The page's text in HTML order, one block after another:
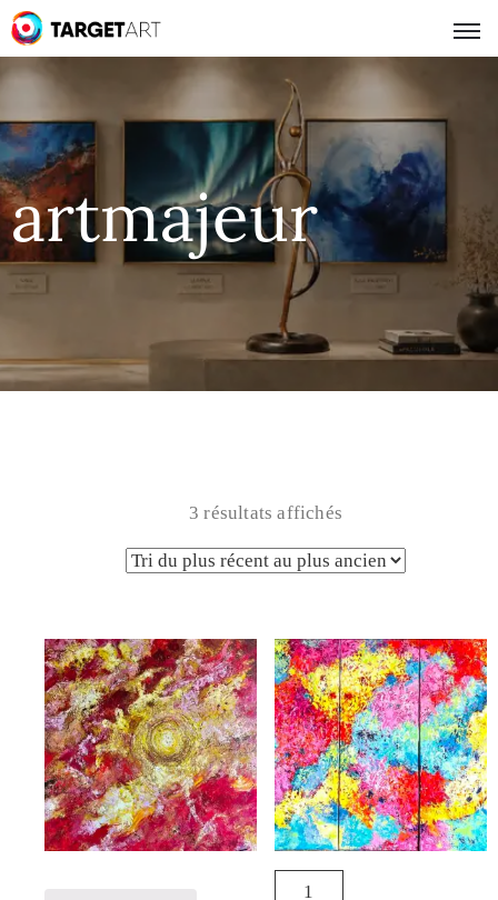
artmajeur
3 résultats affichés